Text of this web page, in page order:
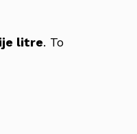
litre. To